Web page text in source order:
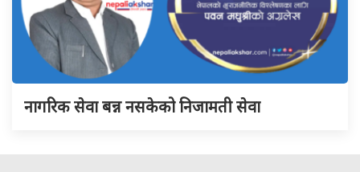
नागरिक सेवा बन्न नसकेको निजामती सेवा